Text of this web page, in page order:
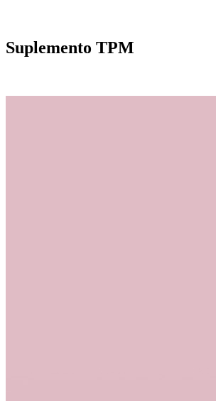
Suplemento TPM